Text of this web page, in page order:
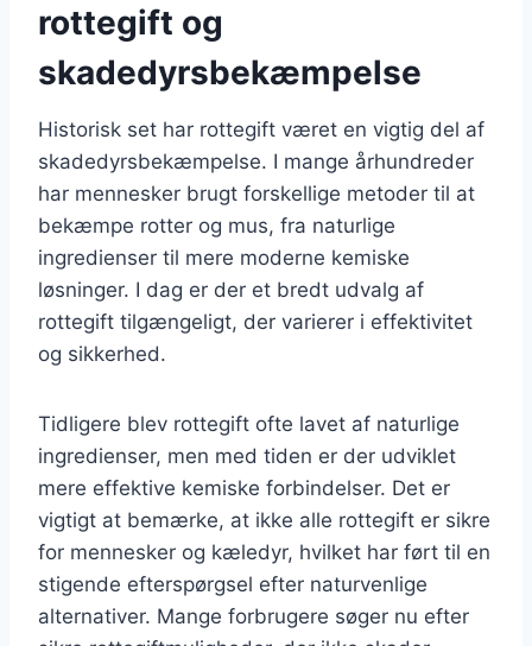
rottegift og
skadedyrsbekæmpelse
Historisk set har rottegift været en vigtig del af
skadedyrsbekæmpelse. I mange århundreder
har mennesker brugt forskellige metoder til at
bekæmpe rotter og mus, fra naturlige
ingredienser til mere moderne kemiske
løsninger. I dag er der et bredt udvalg af
rottegift tilgængeligt, der varierer i effektivitet
og sikkerhed.
Tidligere blev rottegift ofte lavet af naturlige
ingredienser, men med tiden er der udviklet
mere effektive kemiske forbindelser. Det er
vigtigt at bemærke, at ikke alle rottegift er sikre
for mennesker og kæledyr, hvilket har ført til en
stigende efterspørgsel efter naturvenlige
alternativer. Mange forbrugere søger nu efter